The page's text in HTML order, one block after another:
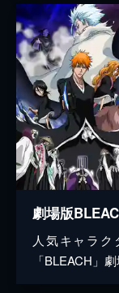
人気キャラク
「BLEACH」